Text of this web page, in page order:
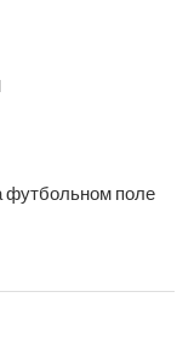
футбольном поле